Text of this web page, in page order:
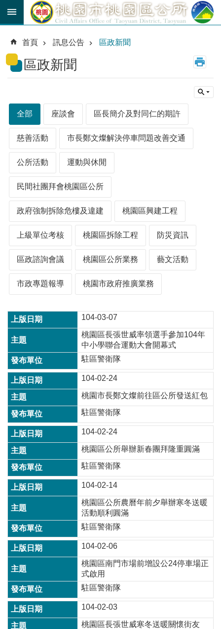
跳到主要內容區塊
育
貼
公
線
市
民
卡
進
階
搜
尋
本
介
息
公
告
活
便
民
資
訊
機
關
通
訊
錄
相
關
資
料
回
首
頁
網
站
導
覽
市
首頁 訊息公告 區政新聞
區政新聞
全部 座談會 區長簡介及對同仁的期許
慈善活動 市長鄭文燦解決停車問題改善交通
公所活動 運動與休閒
民間社團拜會桃園區公所
政府強制拆除危樓及違建 桃園區興建工程
上級單位考核 桃園區拆除工程 防災資訊
區政諮詢會議 桃園區公所業務 藝文活動
市政專題報導 桃園市政府推廣業務
104-03-07
桃園區長張世威率領選手參加104年
中小學聯合運動大會開幕式
駐區警衛隊
104-02-24
桃園市長鄭文燦前往區公所發送紅包
駐區警衛隊
104-02-24
桃園區公所舉辦新春團拜隆重圓滿
駐區警衛隊
104-02-14
桃園區公所農曆年前夕舉辦寒冬送暖
活動順利圓滿
駐區警衛隊
104-02-06
桃園區南門市場前增設公24停車場正
式啟用
駐區警衛隊
104-02-03
桃園區長張世威寒冬送暖關懷街友